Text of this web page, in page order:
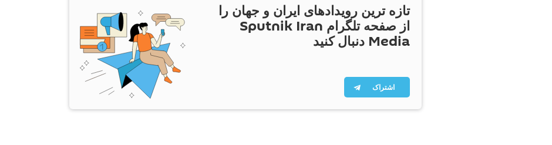
تازه ترین رویدادهای ایران و جهان را
از صفحه تلگرام Sputnik Iran
Media دنبال کنید
اشتراک